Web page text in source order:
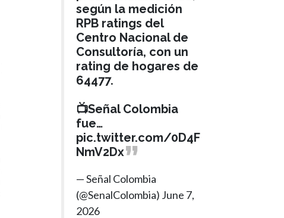
según la medición
RPB ratings del
Centro Nacional de
Consultoría, con un
rating de hogares de
64477.
📺Señal Colombia
fue…
pic.twitter.com/0D4F
NmV2Dx
— Señal Colombia
(@SenalColombia) June 7,
2026